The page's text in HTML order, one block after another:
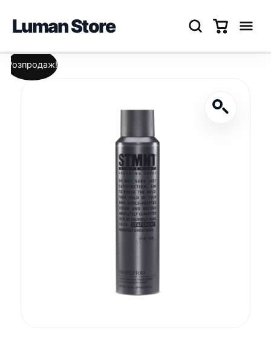
Luman Store
Перейти
Розпродаж!